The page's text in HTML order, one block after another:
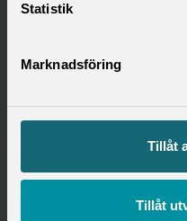
Statistik
Marknadsföring
Tillåt
Tillåt